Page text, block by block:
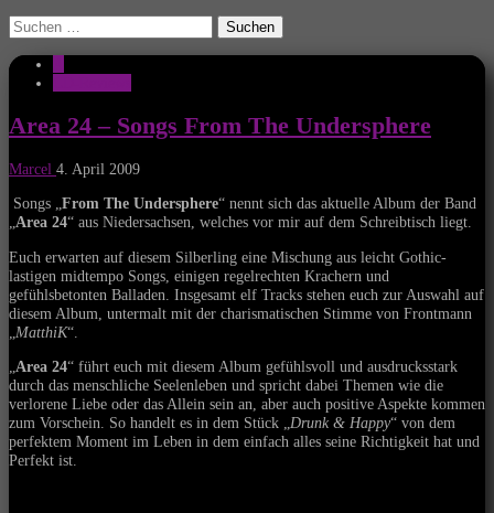
Suchen
nach:
Area 24 – Songs From The Undersphere
Marcel 4. April 2009
Songs „ From The Undersphere“ nennt sich das aktuelle Album der Band
Area 24“ aus Niedersachsen, welches vor mir auf dem Schreibtisch liegt.
Euch erwarten auf diesem Silberling eine Mischung aus leicht Gothic-
lastigen midtempo Songs, einigen regelrechten Krachern und
gefühlsbetonten Balladen. Insgesamt elf Tracks stehen euch zur Auswahl auf
diesem Album, untermalt mit der charismatischen Stimme von Frontmann
MatthiK“.
Area 24“ führt euch mit diesem Album gefühlsvoll und ausdrucksstark
durch das menschliche Seelenleben und spricht dabei Themen wie die
verlorene Liebe oder das Allein sein an, aber auch positive Aspekte kommen
zum Vorschein. So handelt es in dem Stück „ Drunk & Happy“ von dem
perfektem Moment im Leben in dem einfach alles seine Richtigkeit hat und
Perfekt ist.